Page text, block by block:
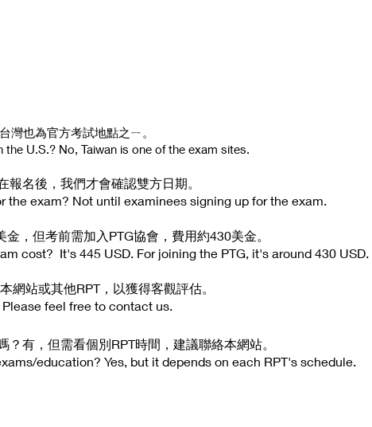
灣也為官方考試地點之ㄧ。
U.S.? No, Taiwan is one of the exam sites.
名後，我們才會確認雙方日期。
exam? Not until examinees signing up for the exam.
金 ，但考前需加入PTG協會 ，費用約430美金。
cost? It's 445 USD. For joining the PTG, it's around 430 USD.
網站或其他RPT，以獲得客觀評估。
feel free to contact us.
？有，但需看個別RPT時間 ，建議聯絡本網站。
education? Yes, but it depends on each RPT's schedule.